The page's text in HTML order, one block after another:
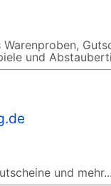
und
und mehr...